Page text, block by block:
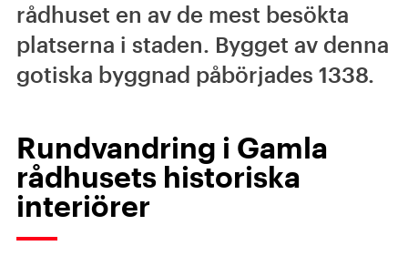
rådhuset en av de mest besökta
platserna i staden. Bygget av denna
gotiska byggnad påbörjades 1338.
Rundvandring i Gamla
rådhusets historiska
interiörer